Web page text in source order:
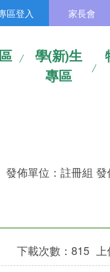
區登入 家長會
學(新)生
專區
發佈單位：註冊組
下載次數：815